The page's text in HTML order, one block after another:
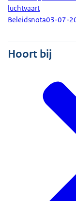
luchtvaart
Beleidsnota03-07-
Hoort bij